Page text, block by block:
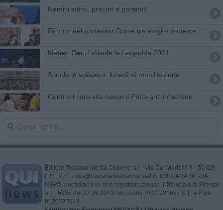
​Nemici intimi, precari e garantiti
Ritorno del professor Conte tra elogi e proteste
Matteo Renzi chiude la Leopolda 2021
Scuola in sciopero, lunedì di mobilitazione
Contro il caro vita nasce il Patto anti inflazione
Editore Toscana Media Channel srl - Via Dei Martelli, 8 - 50129
FIRENZE - info@toscanamediachannel.it. TOSCANA MEDIA
NEWS quotidiano on line registrato presso il Tribunale di Firenze
al n. 5935 del 27.09.2013. Iscrizione ROC 22105 - C.F. e P.Iva
0620787048